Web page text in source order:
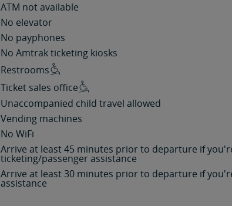
ATM not available
No elevator
No payphones
No Amtrak ticketing kiosks
Restrooms
Ticket sales office
Unaccompanied child travel allowed
Vending machines
No WiFi
Arrive at least 45 minutes prior to departure if
ticketing/passenger assistance
Arrive at least 30 minutes prior to departure if
assistance